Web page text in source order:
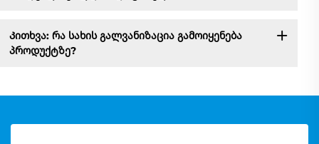
Კითხვა: რა სახის გალვანიზაცია გამოიყენება
პროდუქტზე?